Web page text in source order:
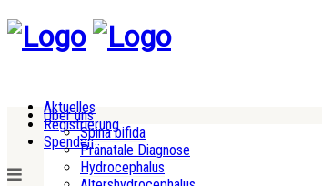
Aktuelles
Registrierung
Spenden
Über uns
Spina bifida
Pränatale Diagnose
Hydrocephalus